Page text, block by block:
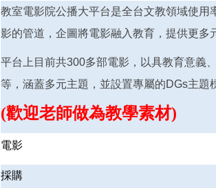
教室電影院公播大平台是全台文教領域使
影的管道，企圖將電影融入教育，提供更多
平台上目前共300多部電影，以具教育意義
等，涵蓋多元主題，並設置專屬的DGs主
(歡迎老師做為教學素材)
電影
採購